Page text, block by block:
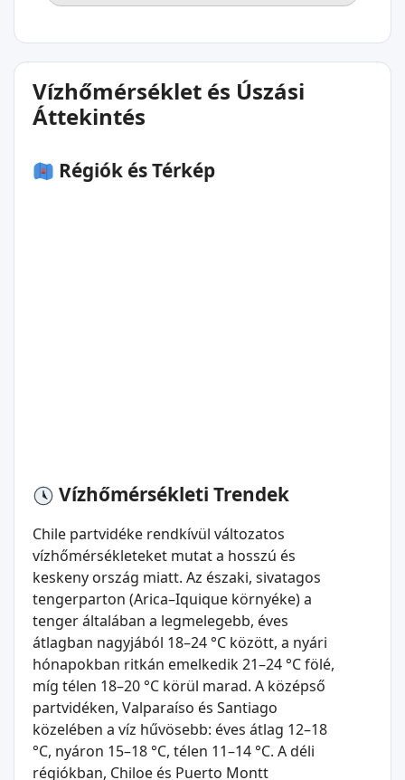
Vízhőmérséklet és Úszási
Áttekintés
Régiók és Térkép
Vízhőmérsékleti Trendek
Chile partvidéke rendkívül változatos
vízhőmérsékleteket mutat a hosszú és
keskeny ország miatt. Az északi, sivatagos
tengerparton (Arica–Iquique környéke) a
tenger általában a legmelegebb, éves
átlagban nagyjából 18–24 °C között, a nyári
hónapokban ritkán emelkedik 21–24 °C fölé,
míg télen 18–20 °C körül marad. A középső
partvidéken, Valparaíso és Santiago
közelében a víz hűvösebb: éves átlag 12–18
°C, nyáron 15–18 °C, télen 11–14 °C. A déli
régiókban, Chiloe és Puerto Montt